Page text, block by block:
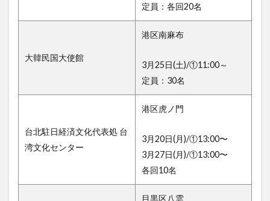
定員：各回20名
大韓民国大使館
港区南麻布
3月25日(土)/①11:00～
定員：30名
台北駐日経済文化代表処 台
湾文化センター
港区虎ノ門
3月20日(月)/①13:00〜
3月27日(月)/①13:00〜
各回10名
目黒区八雲